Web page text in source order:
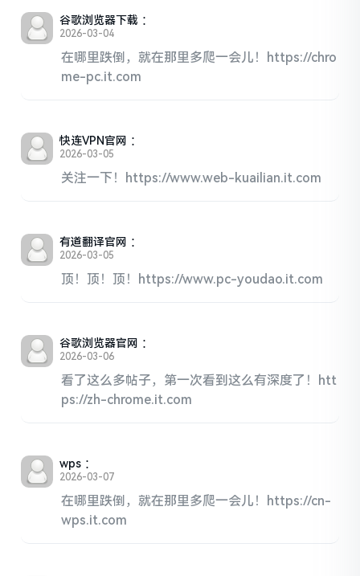
谷歌浏览器下载 ：
2026-03-04
在哪里跌倒，就在那里多爬一会儿！https://chro
me-pc.it.com
快连VPN官网 ：
2026-03-05
关注一下！https://www.web-kuailian.it.com
有道翻译官网 ：
2026-03-05
顶！顶！顶！https://www.pc-youdao.it.com
谷歌浏览器官网 ：
2026-03-06
看了这么多帖子，第一次看到这么有深度了！htt
ps://zh-chrome.it.com
wps ：
2026-03-07
在哪里跌倒，就在那里多爬一会儿！https://cn-
wps.it.com